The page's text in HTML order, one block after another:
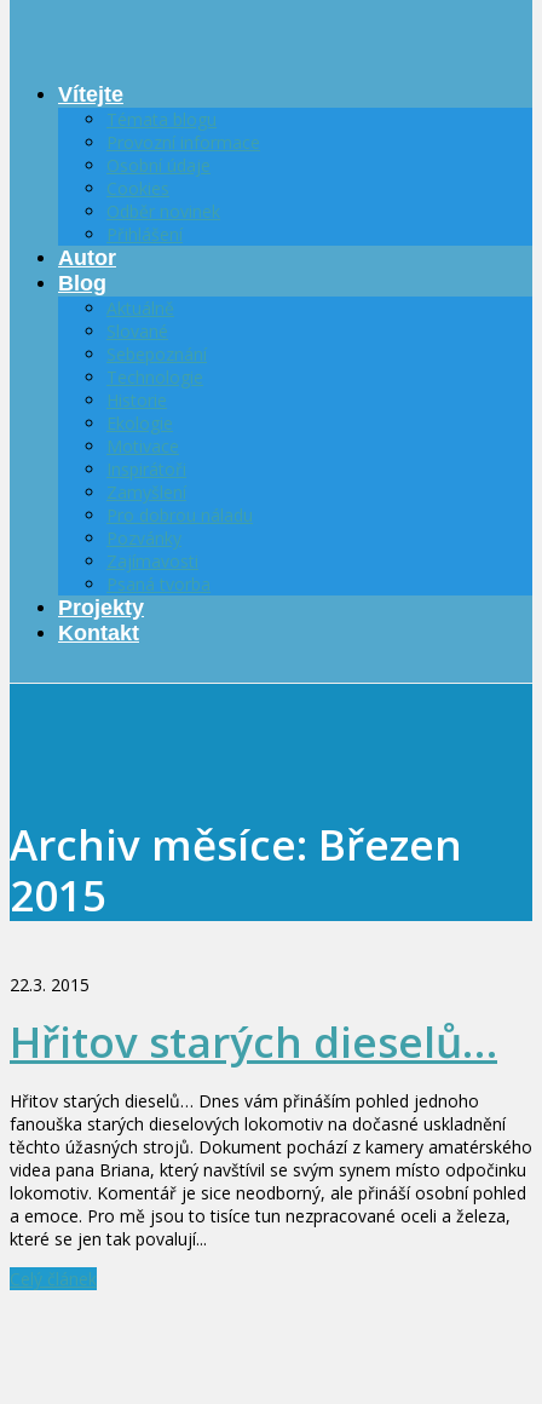
Vítejte
Témata blogu
Provozní informace
Osobní údaje
Cookies
Odběr novinek
Přihlášení
Autor
Blog
Aktuálně
Slované
Sebepoznání
Technologie
Historie
Ekologie
Motivace
Inspirátoři
Zamyšlení
Pro dobrou náladu
Pozvánky
Zajímavosti
Psaná tvorba
Projekty
Kontakt
Archiv měsíce: Březen
2015
22.3. 2015
Hřitov starých dieselů…
Hřitov starých dieselů… Dnes vám přináším pohled jednoho
fanouška starých dieselových lokomotiv na dočasné uskladnění
těchto úžasných strojů. Dokument pochází z kamery amatérského
videa pana Briana, který navštívil se svým synem místo odpočinku
lokomotiv. Komentář je sice neodborný, ale přináší osobní pohled
a emoce. Pro mě jsou to tisíce tun nezpracované oceli a železa,
které se jen tak povalují...
Celý článek